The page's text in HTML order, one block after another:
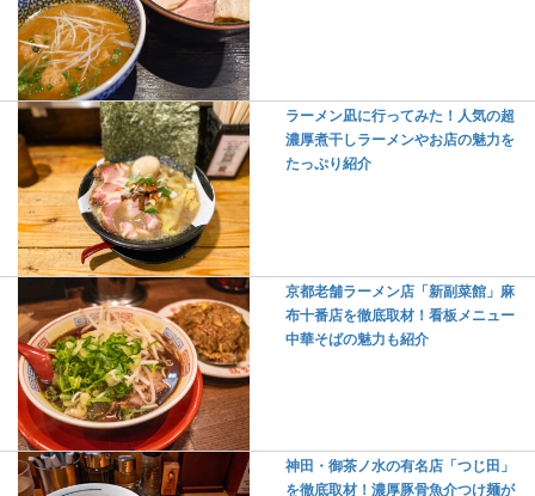
ラーメン凪に行ってみた！人気の超
濃厚煮干しラーメンやお店の魅力を
たっぷり紹介
京都老舗ラーメン店「新副菜館」麻
布十番店を徹底取材！看板メニュー
中華そばの魅力も紹介
神田・御茶ノ水の有名店「つじ田」
を徹底取材！濃厚豚骨魚介つけ麺が